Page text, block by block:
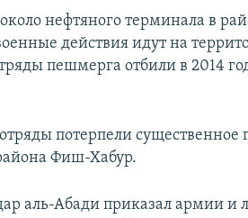
нефтяного терминала в
действия идут на
пешмерга отбили в 2014
потерпели
Фиш-Хабур.
аль-Абади приказал армии и